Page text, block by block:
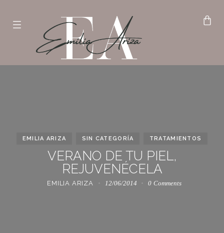
EMILIA ARIZA SIN CATEGORÍA TRATAMIENTOS
VERANO DE TU PIEL,
REJUVENÉCELA
EMILIA ARIZA 12/06/2014 0 Comments